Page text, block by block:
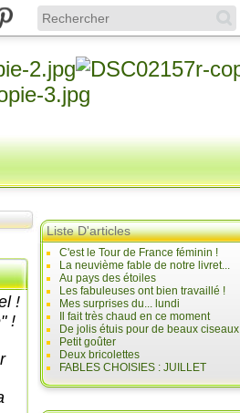
!
!
Liste D'articles
C'est le Tour de France féminin !
La neuvième fable de notre livret...
Au pays des étoiles
Les fabuleuses ont bien travaillé !
Mes surprises du... lundi
Il fait très chaud en ce moment
De jolis étuis pour de beaux ciseaux
Petit goûter
Deux bricolettes
FABLES CHOISIES : JUILLET